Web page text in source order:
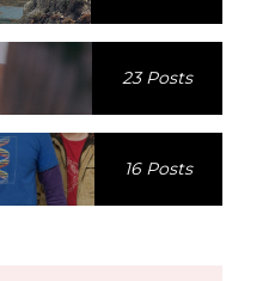
23 Posts
16 Posts